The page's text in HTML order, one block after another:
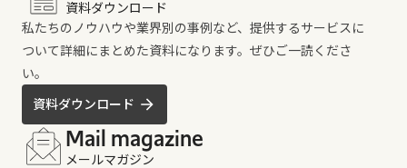
資料ダウンロード
私たちのノウハウや業界別の事例など、提供するサービスに
ついて詳細にまとめた資料になります。ぜひご一読くださ
い。
資料ダウンロード
Mail magazine
メールマガジン